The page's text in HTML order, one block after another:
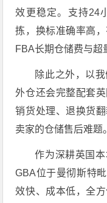
效更稳定。支持24
拣，换标准确率高
FBA长期仓储费与超
除此之外，以
外仓还会完整配套
销货处理、退换货
卖家的仓储售后难题。
作为深耕英国
GBA位于曼彻斯特
效快、成本低，全